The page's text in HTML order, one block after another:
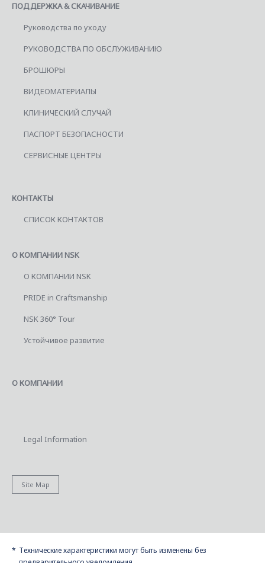
ПОДДЕРЖКА & СКАЧИВАНИЕ
Руководства по уходу
РУКОВОДСТВА ПО ОБСЛУЖИВАНИЮ
БРОШЮРЫ
ВИДЕОМАТЕРИАЛЫ
КЛИНИЧЕСКИЙ СЛУЧАЙ
ПАСПОРТ БЕЗОПАСНОСТИ
СЕРВИСНЫЕ ЦЕНТРЫ
КОНТАКТЫ
СПИСОК КОНТАКТОВ
О КОМПАНИИ NSK
О КОМПАНИИ NSK
PRIDE in Craftsmanship
NSK 360° Tour
Устойчивое развитие
О КОМПАНИИ
Legal Information
Site Map
Технические характеристики могут быть изменены без